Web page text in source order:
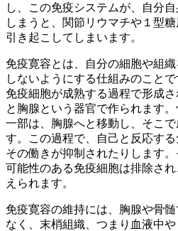
し、この免疫システムが、自分
しまうと、関節リウマチや１型
引き起こしてしまいます。
免疫寛容とは、自分の細胞や組
しないようにする仕組みのこと
免疫細胞が成熟する過程で形成
と胸腺という器官で作られます
一部は、胸腺へと移動し、そこ
す。この過程で、自己と反応する
その働きが抑制されたりします
可能性のある免疫細胞は排除さ
えられます。
免疫寛容の維持には、胸腺や骨
なく、末梢組織、つまり血液中